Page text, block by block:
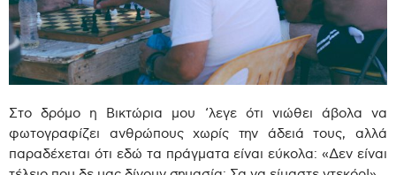
Στο δρόμο η Βικτώρια μου ‘λεγε ότι νιώθει άβολα να
φωτογραφίζει ανθρώπους χωρίς την άδειά τους, αλλά
παραδέχεται ότι εδώ τα πράγματα είναι εύκολα: «Δεν είναι